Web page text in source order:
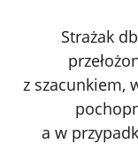
Strażak
z szacunkiem,
a w